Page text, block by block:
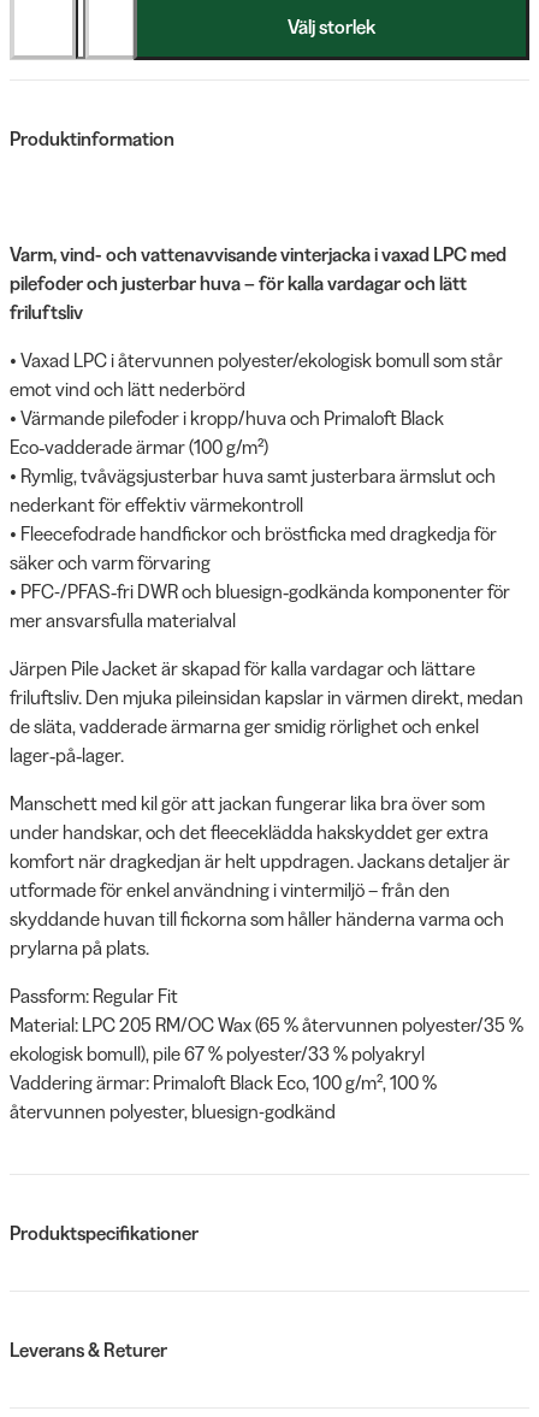
Välj storlek
Produktinformation
Varm, vind- och vattenavvisande vinterjacka i vaxad LPC med
pilefoder och justerbar huva – för kalla vardagar och lätt
friluftsliv
• Vaxad LPC i återvunnen polyester/ekologisk bomull som står
emot vind och lätt nederbörd
• Värmande pilefoder i kropp/huva och Primaloft Black
Eco‑vadderade ärmar (100 g/m²)
• Rymlig, tvåvägsjusterbar huva samt justerbara ärmslut och
nederkant för effektiv värmekontroll
• Fleecefodrade handfickor och bröstficka med dragkedja för
säker och varm förvaring
• PFC-/PFAS‑fri DWR och bluesign‑godkända komponenter för
mer ansvarsfulla materialval
Järpen Pile Jacket är skapad för kalla vardagar och lättare
friluftsliv. Den mjuka pileinsidan kapslar in värmen direkt, medan
de släta, vadderade ärmarna ger smidig rörlighet och enkel
lager‑på‑lager.
Manschett med kil gör att jackan fungerar lika bra över som
under handskar, och det fleeceklädda hakskyddet ger extra
komfort när dragkedjan är helt uppdragen. Jackans detaljer är
utformade för enkel användning i vintermiljö – från den
skyddande huvan till fickorna som håller händerna varma och
prylarna på plats.
Passform: Regular Fit
Material: LPC 205 RM/OC Wax (65 % återvunnen polyester/35 %
ekologisk bomull), pile 67 % polyester/33 % polyakryl
Vaddering ärmar: Primaloft Black Eco, 100 g/m², 100 %
återvunnen polyester, bluesign-godkänd
Produktspecifikationer
Leverans & Returer